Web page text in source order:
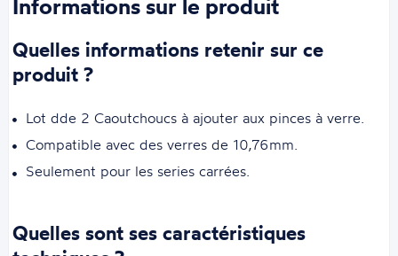
Informations sur le produit
Quelles informations retenir sur ce
produit ?
Lot dde 2 Caoutchoucs à ajouter aux pinces à verre.
Compatible avec des verres de 10,76mm.
Seulement pour les series carrées.
Quelles sont ses caractéristiques